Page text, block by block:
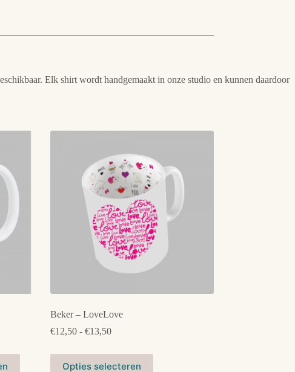
Elk shirt wordt handgemaakt in onze studio en kunnen daardoor
Beker – LoveLove
€12,50 - €13,50Prijsklasse:
tot
€13,50
Opties selecteren
product